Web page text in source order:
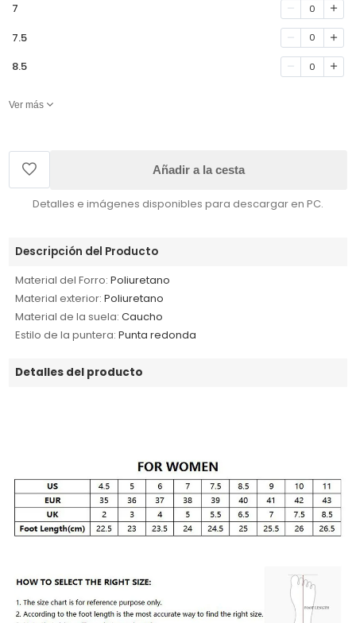
7 0
7.5 0
8.5 0
Ver más
Añadir a la cesta
Detalles e imágenes disponibles para descargar en PC.
Descripción del Producto
Material del Forro: Poliuretano
Material exterior: Poliuretano
Material de la suela: Caucho
Estilo de la puntera: Punta redonda
Detalles del producto